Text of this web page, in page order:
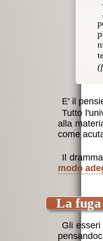
E' il
Tutto
alla
come
Il
modo
la
Gli